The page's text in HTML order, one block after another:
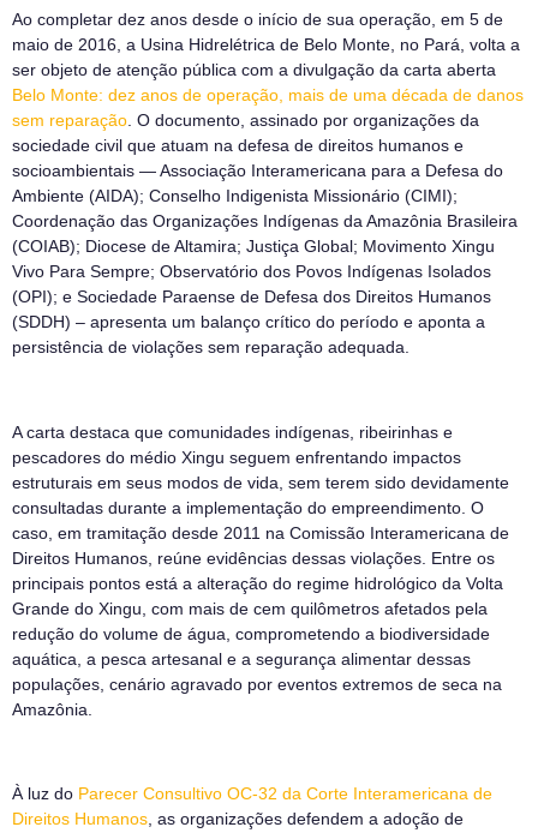
Ao completar dez anos desde o início de sua operação, em 5 de
maio de 2016, a Usina Hidrelétrica de Belo Monte, no Pará, volta a
ser objeto de atenção pública com a divulgação da carta aberta
Belo Monte: dez anos de operação, mais de uma década de danos
sem reparação . O documento, assinado por organizações da
sociedade civil que atuam na defesa de direitos humanos e
socioambientais — Associação Interamericana para a Defesa do
Ambiente (AIDA); Conselho Indigenista Missionário (CIMI);
Coordenação das Organizações Indígenas da Amazônia Brasileira
(COIAB); Diocese de Altamira; Justiça Global; Movimento Xingu
Vivo Para Sempre; Observatório dos Povos Indígenas Isolados
(OPI); e Sociedade Paraense de Defesa dos Direitos Humanos
(SDDH) – apresenta um balanço crítico do período e aponta a
persistência de violações sem reparação adequada.
A carta destaca que comunidades indígenas, ribeirinhas e
pescadores do médio Xingu seguem enfrentando impactos
estruturais em seus modos de vida, sem terem sido devidamente
consultadas durante a implementação do empreendimento. O
caso, em tramitação desde 2011 na Comissão Interamericana de
Direitos Humanos, reúne evidências dessas violações. Entre os
principais pontos está a alteração do regime hidrológico da Volta
Grande do Xingu, com mais de cem quilômetros afetados pela
redução do volume de água, comprometendo a biodiversidade
aquática, a pesca artesanal e a segurança alimentar dessas
populações, cenário agravado por eventos extremos de seca na
Amazônia.
À luz do Parecer Consultivo OC-32 da Corte Interamericana de
Direitos Humanos, as organizações defendem a adoção de